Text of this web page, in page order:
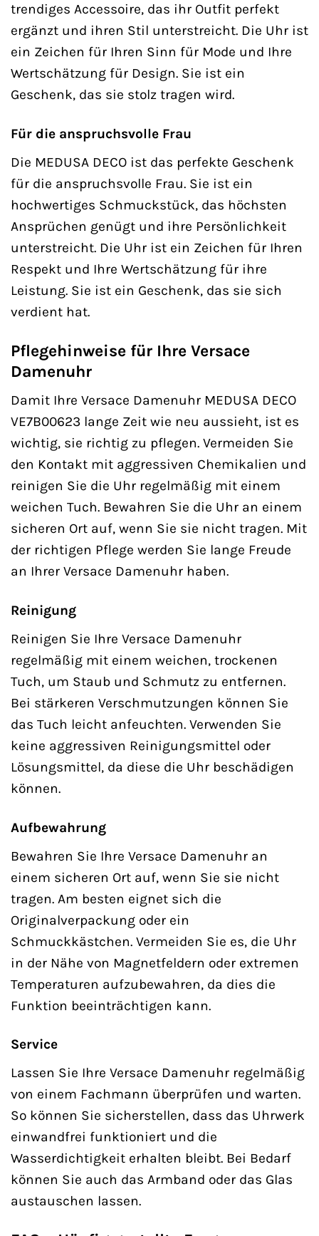
trendiges Accessoire, das ihr Outfit perfekt
ergänzt und ihren Stil unterstreicht. Die Uhr ist
ein Zeichen für Ihren Sinn für Mode und Ihre
Wertschätzung für Design. Sie ist ein
Geschenk, das sie stolz tragen wird.
Für die anspruchsvolle Frau
Die MEDUSA DECO ist das perfekte Geschenk
für die anspruchsvolle Frau. Sie ist ein
hochwertiges Schmuckstück, das höchsten
Ansprüchen genügt und ihre Persönlichkeit
unterstreicht. Die Uhr ist ein Zeichen für Ihren
Respekt und Ihre Wertschätzung für ihre
Leistung. Sie ist ein Geschenk, das sie sich
verdient hat.
Pflegehinweise für Ihre Versace
Damenuhr
Damit Ihre Versace Damenuhr MEDUSA DECO
VE7B00623 lange Zeit wie neu aussieht, ist es
wichtig, sie richtig zu pflegen. Vermeiden Sie
den Kontakt mit aggressiven Chemikalien und
reinigen Sie die Uhr regelmäßig mit einem
weichen Tuch. Bewahren Sie die Uhr an einem
sicheren Ort auf, wenn Sie sie nicht tragen. Mit
der richtigen Pflege werden Sie lange Freude
an Ihrer Versace Damenuhr haben.
Reinigung
Reinigen Sie Ihre Versace Damenuhr
regelmäßig mit einem weichen, trockenen
Tuch, um Staub und Schmutz zu entfernen.
Bei stärkeren Verschmutzungen können Sie
das Tuch leicht anfeuchten. Verwenden Sie
keine aggressiven Reinigungsmittel oder
Lösungsmittel, da diese die Uhr beschädigen
können.
Aufbewahrung
Bewahren Sie Ihre Versace Damenuhr an
einem sicheren Ort auf, wenn Sie sie nicht
tragen. Am besten eignet sich die
Originalverpackung oder ein
Schmuckkästchen. Vermeiden Sie es, die Uhr
in der Nähe von Magnetfeldern oder extremen
Temperaturen aufzubewahren, da dies die
Funktion beeinträchtigen kann.
Service
Lassen Sie Ihre Versace Damenuhr regelmäßig
von einem Fachmann überprüfen und warten.
So können Sie sicherstellen, dass das Uhrwerk
einwandfrei funktioniert und die
Wasserdichtigkeit erhalten bleibt. Bei Bedarf
können Sie auch das Armband oder das Glas
austauschen lassen.